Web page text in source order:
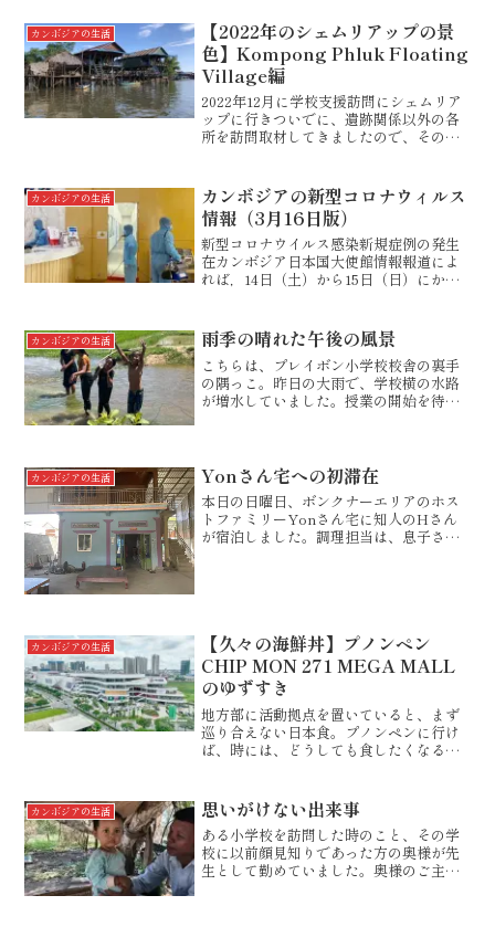
カンボジアの生活
【2022年のシェムリアップの景
色】Kompong Phluk Floating
Village編
2022年12月に学校支援訪問にシェムリア
ップに行きついでに、遺跡関係以外の各
所を訪問取材してきましたので、そのう
Villageです。実は、トンレサップ...
カンボジアの生活
カンボジアの新型コロナウィルス
情報（3月16日版）
新型コロナウイルス感染新規症例の発生
在カンボジア日本国大使館情報報道によ
れば，14日（土）から15日（日）にかけ
認数は12例となっています。【カンボジ
ア 州別の感染確...
カンボジアの生活 雨季の晴れた午後の風景
こちらは、プレイボン小学校校舎の裏手
の隅っこ。昨日の大雨で、学校横の水路
が増水していました。授業の開始を待っ
は、日射が強烈なカンボジ...
カンボジアの生活 Yonさん宅への初滞在
本日の日曜日、ボンクナーエリアのホス
トファミリーYonさん宅に知人のHさん
が宿泊しました。調理担当は、息子さ
カンボジアの生活
【久々の海鮮丼】プノンペン
CHIP MON 271 MEGA MALL
のゆずすき
地方部に活動拠点を置いていると、まず
巡り合えない日本食。プノンペンに行け
ば、時には、どうしても食したくなるも
MON 271 MEGA MALLの「ゆずすき」
におじゃ...
カンボジアの生活 思いがけない出来事
ある小学校を訪問した時のこと、その学
校に以前顔見知りであった方の奥様が先
生として勤めていました。奥様のご主人